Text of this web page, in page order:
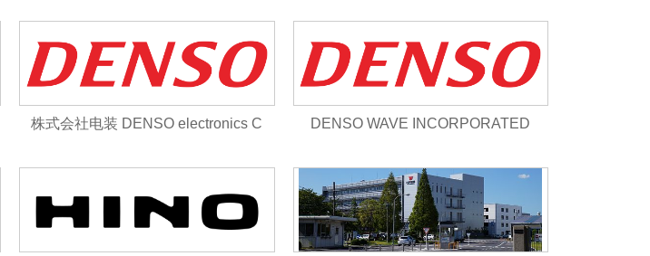
株式会社电装 DENSO electronics C DENSO WAVE INCORPORATED